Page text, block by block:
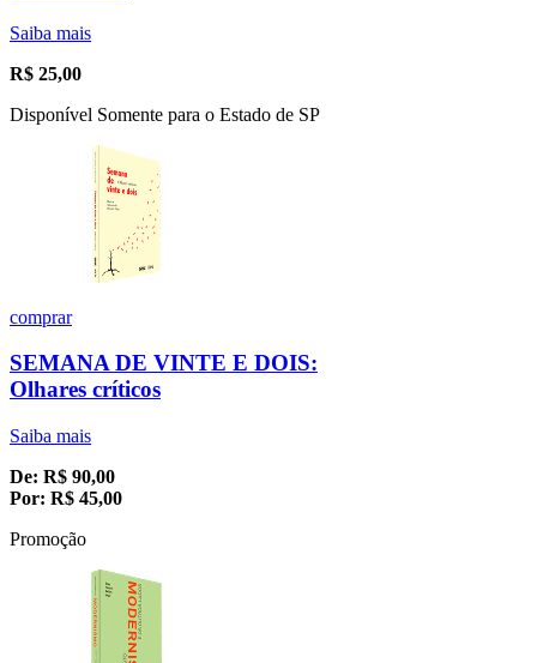
Saiba mais
R$ 25,00
Disponível Somente para o Estado de SP
comprar
SEMANA DE VINTE E DOIS:
Olhares críticos
Saiba mais
De: R$ 90,00
Por: R$ 45,00
Promoção